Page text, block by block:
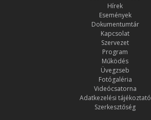
Hírek
Események
Dokumentumtár
Kapcsolat
Szervezet
Program
Működés
Üvegzseb
Fotógaléria
Videócsatorna
Adatkezelési tájékoztató
Szerkesztőség